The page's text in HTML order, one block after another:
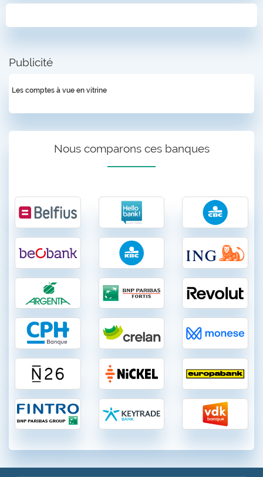
Publicité
Les comptes à vue en vitrine
Nous comparons ces banques